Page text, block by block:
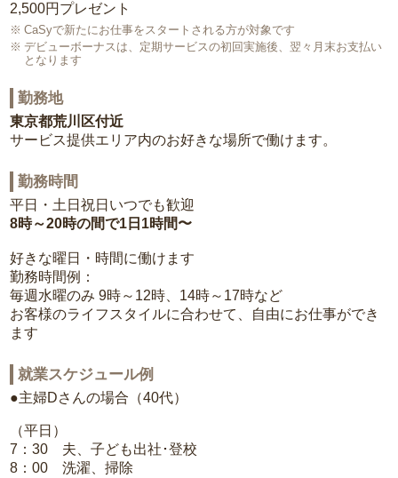
2,500円プレゼント
CaSyで新たにお仕事をスタートされる方が対象です
デビューボーナスは、定期サービスの初回実施後、翌々月末お支払い
となります
勤務地
東京都荒川区付近
サービス提供エリア内のお好きな場所で働けます。
勤務時間
平日・土日祝日いつでも歓迎
8時～20時の間で1日1時間〜
好きな曜日・時間に働けます
勤務時間例：
毎週水曜のみ 9時～12時、14時～17時など
お客様のライフスタイルに合わせて、自由にお仕事ができ
ます
就業スケジュール例
●主婦Dさんの場合（40代）
（平日）
7：30 夫、子ども出社･登校
8：00 洗濯、掃除